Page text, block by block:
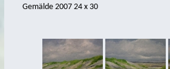
Treasure Islands
Gemälde 2007 24 x 30